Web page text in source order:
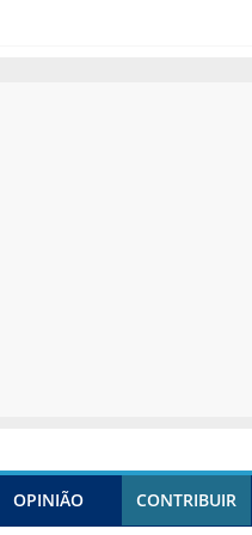
OPINIÃO CONTRIBUIR